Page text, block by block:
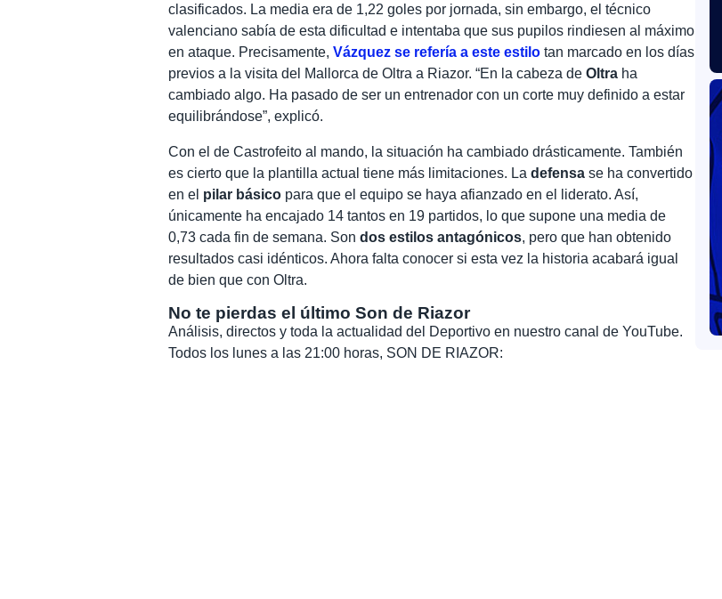
clasificados. La media era de 1,22 goles por jornada, sin embargo, el técnico
valenciano sabía de esta dificultad e intentaba que sus pupilos rindiesen al máximo
en ataque. Precisamente,Vázquez se refería a este estilo tan marcado en los días
previos a la visita del Mallorca de Oltra a Riazor. “En la cabeza deOltra ha
cambiado algo. Ha pasado de ser un entrenador con un corte muy definido a estar
equilibrándose”, explicó.
Con el de Castrofeito al mando, la situación ha cambiado drásticamente. También
es cierto que la plantilla actual tiene más limitaciones. Ladefensa se ha convertido
en el pilar básico para que el equipo se haya afianzado en el liderato. Así,
únicamente ha encajado 14 tantos en 19 partidos, lo que supone una media de
0,73 cada fin de semana. Sondos estilos antagónicos, pero que han obtenido
resultados casi idénticos. Ahora falta conocer si esta vez la historia acabará igual
de bien que con Oltra.
No te pierdas el último Son de Riazor
Análisis, directos y toda la actualidad del Deportivo en nuestro canal de YouTube.
Todos los lunes a las 21:00 horas, SON DE RIAZOR: